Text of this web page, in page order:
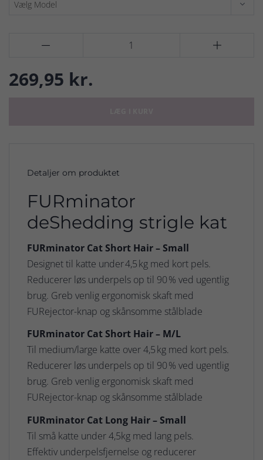
 
269,95 kr.
Detaljer om produktet
FURminator
deShedding strigle kat
FURminator Cat Short Hair – Small
Designet til katte under 4,5 kg med kort pels.
Reducerer løs underpels op til 90 % ved ugentlig
brug. Greb venlig ergonomisk skaft med
FURejector-knap og skånsomme stålblade
FURminator Cat Short Hair – M/L
Til medium/large katte over 4,5 kg med kort pels.
Reducerer løs underpels op til 90 % ved ugentlig
brug. Greb venlig ergonomisk skaft med
FURejector-knap og skånsomme stålblade
FURminator Cat Long Hair – Small
Til små katte under 4,5kg med lang pels.
Effektiv underpelsfjernelse og reducerer